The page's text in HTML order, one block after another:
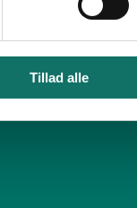
Tillad alle